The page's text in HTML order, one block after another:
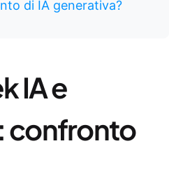
di IA generativa?
IA e
confronto